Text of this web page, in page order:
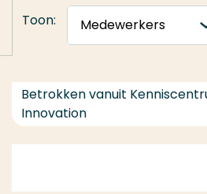
Toon:
Betrokken vanuit
Innovation